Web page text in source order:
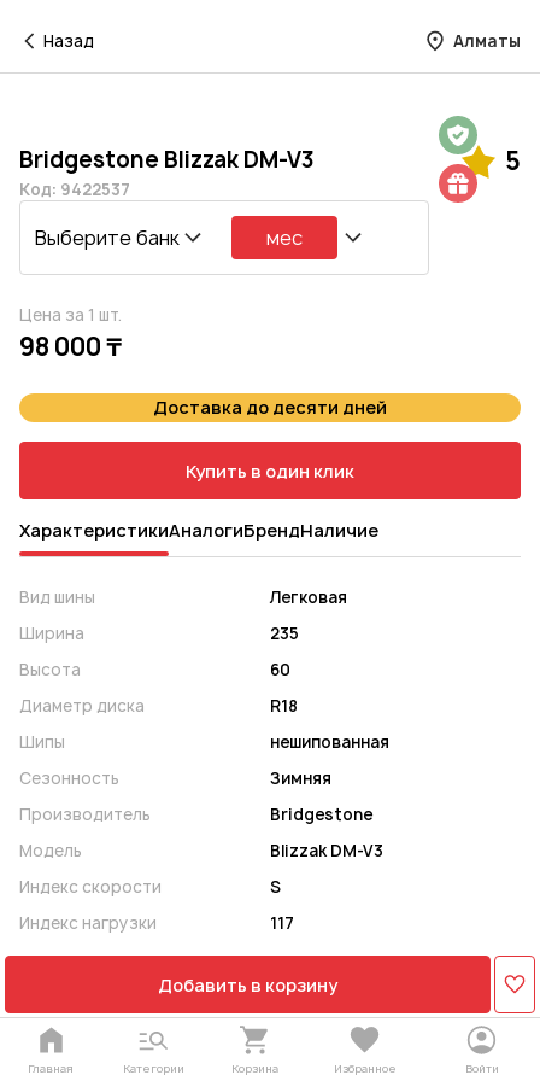
Назад Алматы
Bridgestone Blizzak DM-V3 5
Код: 9422537
Выберите банк мес
Цена за 1 шт.
98 000 ₸
Доставка до десяти дней
Купить в один клик
ХарактеристикиАналогиБрендНаличие
Вид шины
Легковая
Ширина
235
Высота
60
Диаметр диска
R18
Шипы
нешипованная
Сезонность
Зимняя
Производитель
Bridgestone
Модель
Blizzak DM-V3
Индекс скорости
S
Индекс нагрузки
117
Добавить в корзину
Главная Категории Корзина Избранное Войти